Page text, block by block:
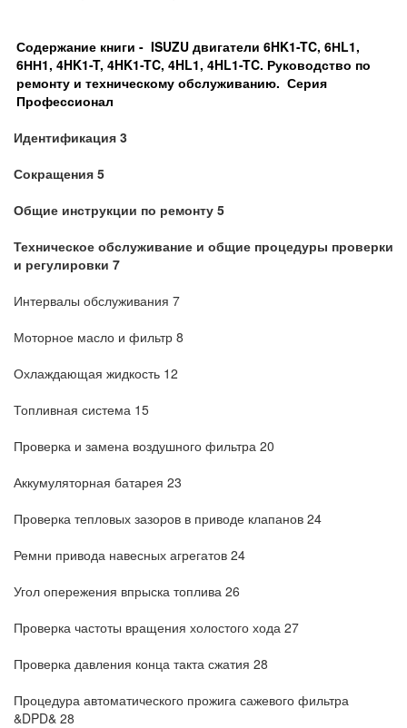
Содержание книги - ISUZU двигатели 6HK1-TC, 6НL1,
6НН1, 4HK1-T, 4HK1-TC, 4HL1, 4HL1-TC. Руководство по
ремонту и техническому обслуживанию. Серия
Профессионал
Идентификация 3
Сокращения 5
Общие инструкции по ремонту 5
Техническое обслуживание и общие процедуры проверки
и регулировки 7
Интервалы обслуживания 7
Моторное масло и фильтр 8
Охлаждающая жидкость 12
Топливная система 15
Проверка и замена воздушного фильтра 20
Аккумуляторная батарея 23
Проверка тепловых зазоров в приводе клапанов 24
Ремни привода навесных агрегатов 24
Угол опережения впрыска топлива 26
Проверка частоты вращения холостого хода 27
Проверка давления конца такта сжатия 28
Процедура автоматического прожига сажевого фильтра
&DPD& 28